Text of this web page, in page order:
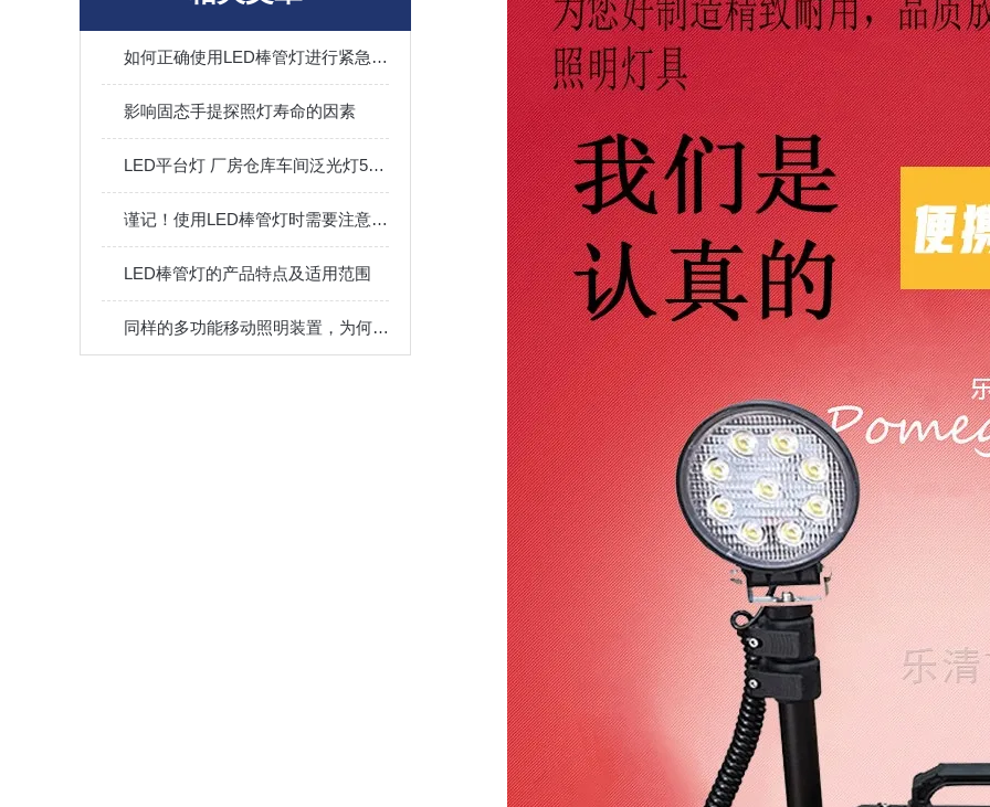
如何正确使用LED棒管灯进行紧急救援？
影响固态手提探照灯寿命的因素
LED平台灯 厂房仓库车间泛光灯50W功率
谨记！使用LED棒管灯时需要注意这些
LED棒管灯的产品特点及适用范围
同样的多功能移动照明装置，为何别人的使用寿命如此长？